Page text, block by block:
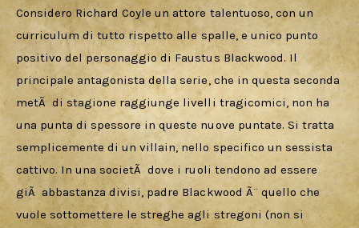
Considero Richard Coyle un attore talentuoso, con un
curriculum di tutto rispetto alle spalle, e unico punto
positivo del personaggio di Faustus Blackwood. Il
principale antagonista della serie, che in questa seconda
metÃ  di stagione raggiunge livelli tragicomici, non ha
una punta di spessore in queste nuove puntate. Si tratta
semplicemente di un villain, nello specifico un sessista
cattivo. In una societÃ  dove i ruoli tendono ad essere
giÃ  abbastanza divisi, padre Blackwood Ã¨ quello che
vuole sottomettere le streghe agli stregoni (non si